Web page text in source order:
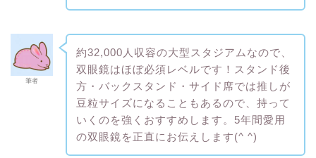
筆者
約32,000人収容の大型スタジアムなので、
双眼鏡はほぼ必須レベルです！スタンド後
方・バックスタンド・サイド席では推しが
豆粒サイズになることもあるので、持って
いくのを強くおすすめします。5年間愛用
の双眼鏡を正直にお伝えします(^ ^)